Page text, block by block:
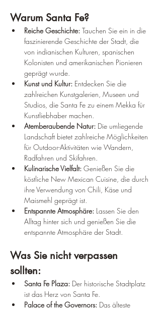
Warum Santa Fe?
Reiche Geschichte: Tauchen Sie ein in die
faszinierende Geschichte der Stadt, die
von indianischen Kulturen, spanischen
Kolonisten und amerikanischen Pionieren
geprägt wurde.
Kunst und Kultur: Entdecken Sie die
zahlreichen Kunstgalerien, Museen und
Studios, die Santa Fe zu einem Mekka für
Kunstliebhaber machen.
Atemberaubende Natur: Die umliegende
Landschaft bietet zahlreiche Möglichkeiten
für Outdoor-Aktivitäten wie Wandern,
Radfahren und Skifahren.
Kulinarische Vielfalt: Genießen Sie die
köstliche New Mexican Cuisine, die durch
ihre Verwendung von Chili, Käse und
Maismehl geprägt ist.
Entspannte Atmosphäre: Lassen Sie den
Alltag hinter sich und genießen Sie die
entspannte Atmosphäre der Stadt.
Was Sie nicht verpassen
sollten:
Santa Fe Plaza: Der historische Stadtplatz
ist das Herz von Santa Fe.
Palace of the Governors: Das älteste